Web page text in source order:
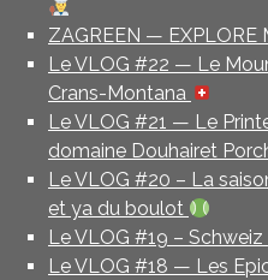
ZAGREEN — EXPLORE
Le VLOG #22 — Le
Crans-Montana
Le VLOG #21 — Le
domaine Douhairet
Le VLOG #20 – La
et ya du boulot
Le VLOG #19 – Schweiz
Le VLOG #18 — Les